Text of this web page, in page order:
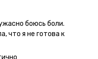
боюсь боли.
что я не готова к
что есть такая
в нескольких местах